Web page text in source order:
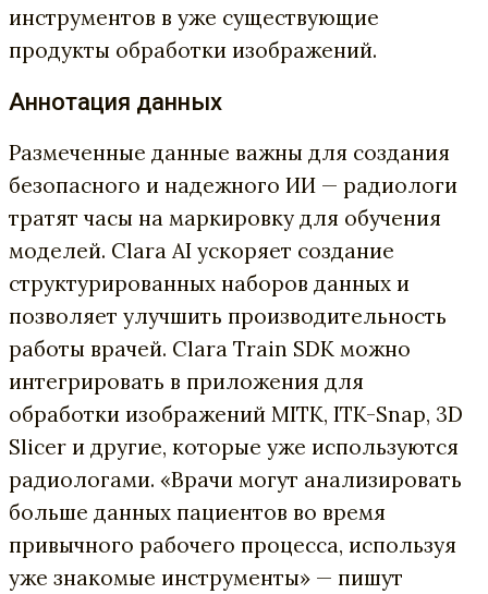
инструментов в уже существующие
продукты обработки изображений.
Аннотация данных
Размеченные данные важны для создания
безопасного и надежного ИИ — радиологи
тратят часы на маркировку для обучения
моделей. Clara AI ускоряет создание
структурированных наборов данных и
позволяет улучшить производительность
работы врачей. Clara Train SDK можно
интегрировать в приложения для
обработки изображений MITK, ITK-Snap, 3D
Slicer и другие, которые уже используются
радиологами. «Врачи могут анализировать
больше данных пациентов во время
привычного рабочего процесса, используя
уже знакомые инструменты» — пишут